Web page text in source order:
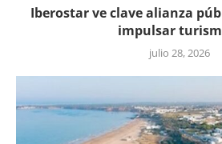
Iberostar ve clave alianza
impulsar
julio 28, 2026